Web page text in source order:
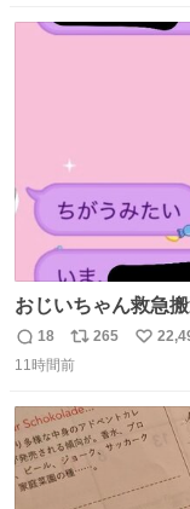
ほしい #DMMバヌ
ト
数
おじいちゃん救急
て不謹慎だけどウケ
返
信
18
リ
ポ
ト
数
265
い
数
11時間前